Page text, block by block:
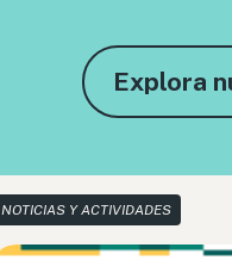
Explora
NOTICIAS Y ACTIVIDADES